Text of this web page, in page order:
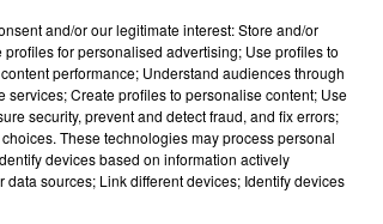
communes des
Des
l'occasion pour
des
GAGNER
and/or our legitimate interest: Store and/or
for personalised advertising; Use profiles to
performance; Understand audiences through
Create profiles to personalise content; Use
security, prevent and detect fraud, and fix errors;
These technologies may process personal
devices based on information actively
sources; Link different devices; Identify devices